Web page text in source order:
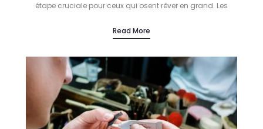
étape cruciale pour ceux qui osent rêver en grand. Les
ne se contentent…
Read More